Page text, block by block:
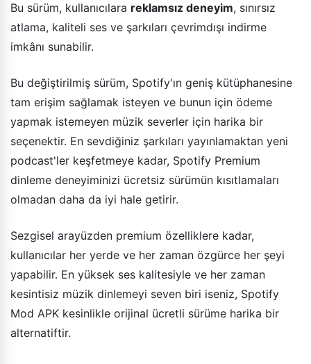
Bu sürüm, kullanıcılara reklamsız deneyim, sınırsız
atlama, kaliteli ses ve şarkıları çevrimdışı indirme
imkânı sunabilir.
Bu değiştirilmiş sürüm, Spotify'ın geniş kütüphanesine
tam erişim sağlamak isteyen ve bunun için ödeme
yapmak istemeyen müzik severler için harika bir
seçenektir. En sevdiğiniz şarkıları yayınlamaktan yeni
podcast'ler keşfetmeye kadar, Spotify Premium
dinleme deneyiminizi ücretsiz sürümün kısıtlamaları
olmadan daha da iyi hale getirir.
Sezgisel arayüzden premium özelliklere kadar,
kullanıcılar her yerde ve her zaman özgürce her şeyi
yapabilir. En yüksek ses kalitesiyle ve her zaman
kesintisiz müzik dinlemeyi seven biri iseniz, Spotify
Mod APK kesinlikle orijinal ücretli sürüme harika bir
alternatiftir.